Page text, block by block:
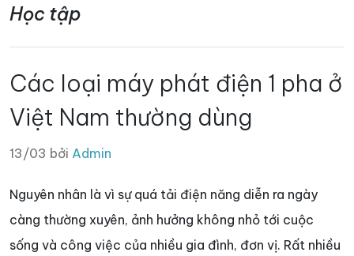
Học tập
Các loại máy phát điện 1 pha ở
Việt Nam thường dùng
13/03 bởi Admin
Nguyên nhân là vì sự quá tải điện năng diễn ra ngày
càng thường xuyên, ảnh hưởng không nhỏ tới cuộc
sống và công việc của nhiều gia đình, đơn vị. Rất nhiều